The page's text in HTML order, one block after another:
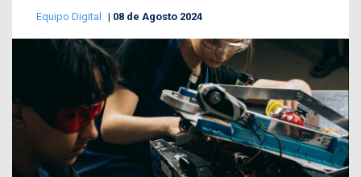
Equipo Digital 08 de Agosto 2024